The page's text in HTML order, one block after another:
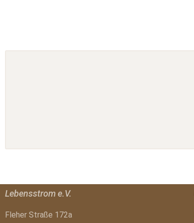
Lebensstrom e.V.
Fleher Straße 172a